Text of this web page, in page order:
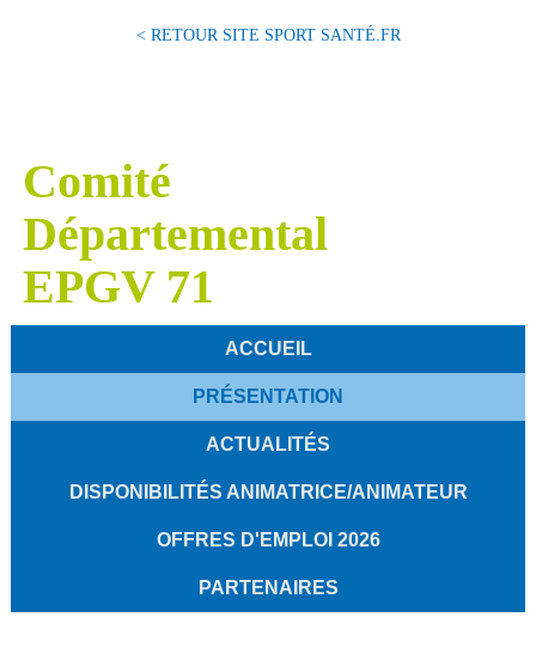
< RETOUR SITE SPORT SANTÉ.FR
Comité
Départemental
EPGV 71
ACCUEIL
PRÉSENTATION
ACTUALITÉS
DISPONIBILITÉS ANIMATRICE/ANIMATEUR
OFFRES D'EMPLOI 2026
PARTENAIRES